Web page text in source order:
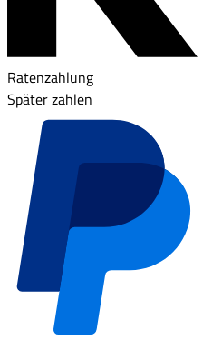
Ratenzahlung
Später zahlen